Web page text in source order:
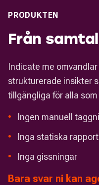
PRODUKTEN
Från samtal
Indicate me
strukturerade insikter
tillgängliga för alla
•
Ingen manuell
•
Inga statiska
•
Inga gissningar
Bara svar ni kan